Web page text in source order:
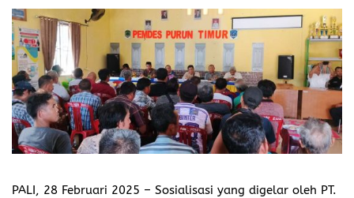
PALI, 28 Februari 2025 – Sosialisasi yang digelar oleh PT.